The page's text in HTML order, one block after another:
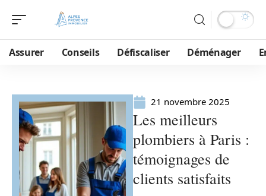
Assurer Conseils Défiscaliser Déménager
21 novembre 2025
Les meilleurs
plombiers à Paris :
témoignages de
clients satisfaits